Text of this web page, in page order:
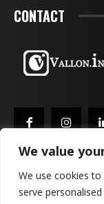
We value
We use cookies
serve
CONTACT